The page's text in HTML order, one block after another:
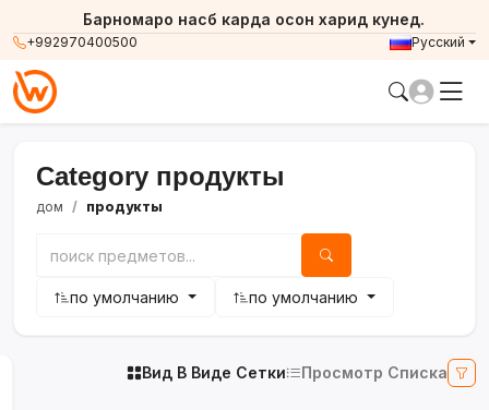
+992970400500
Барномаро насб карда осон харид кунед.
Русский
Category продукты
дом продукты
по умолчанию по умолчанию
Вид В Виде Сетки Просмотр Списка